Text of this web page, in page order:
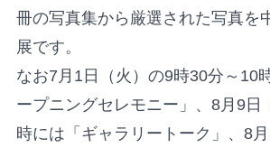
冊の写真集から厳選された写真を
展です。
なお7月1日（火）の9時30分～10
ープニングセレモニー」、8月9日
時には「ギャラリートーク」、8